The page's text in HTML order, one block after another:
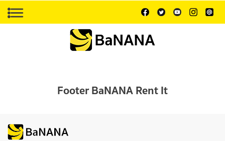
Footer BaNANA Rent It